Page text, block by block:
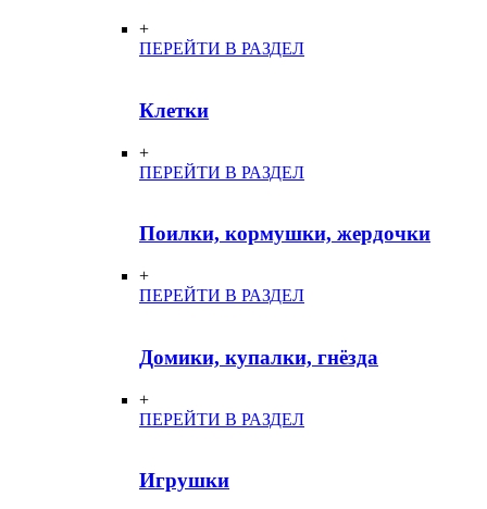
+
ПЕРЕЙТИ В РАЗДЕЛ
Клетки
+
ПЕРЕЙТИ В РАЗДЕЛ
Поилки, кормушки, жердочки
+
ПЕРЕЙТИ В РАЗДЕЛ
Домики, купалки, гнёзда
+
ПЕРЕЙТИ В РАЗДЕЛ
Игрушки